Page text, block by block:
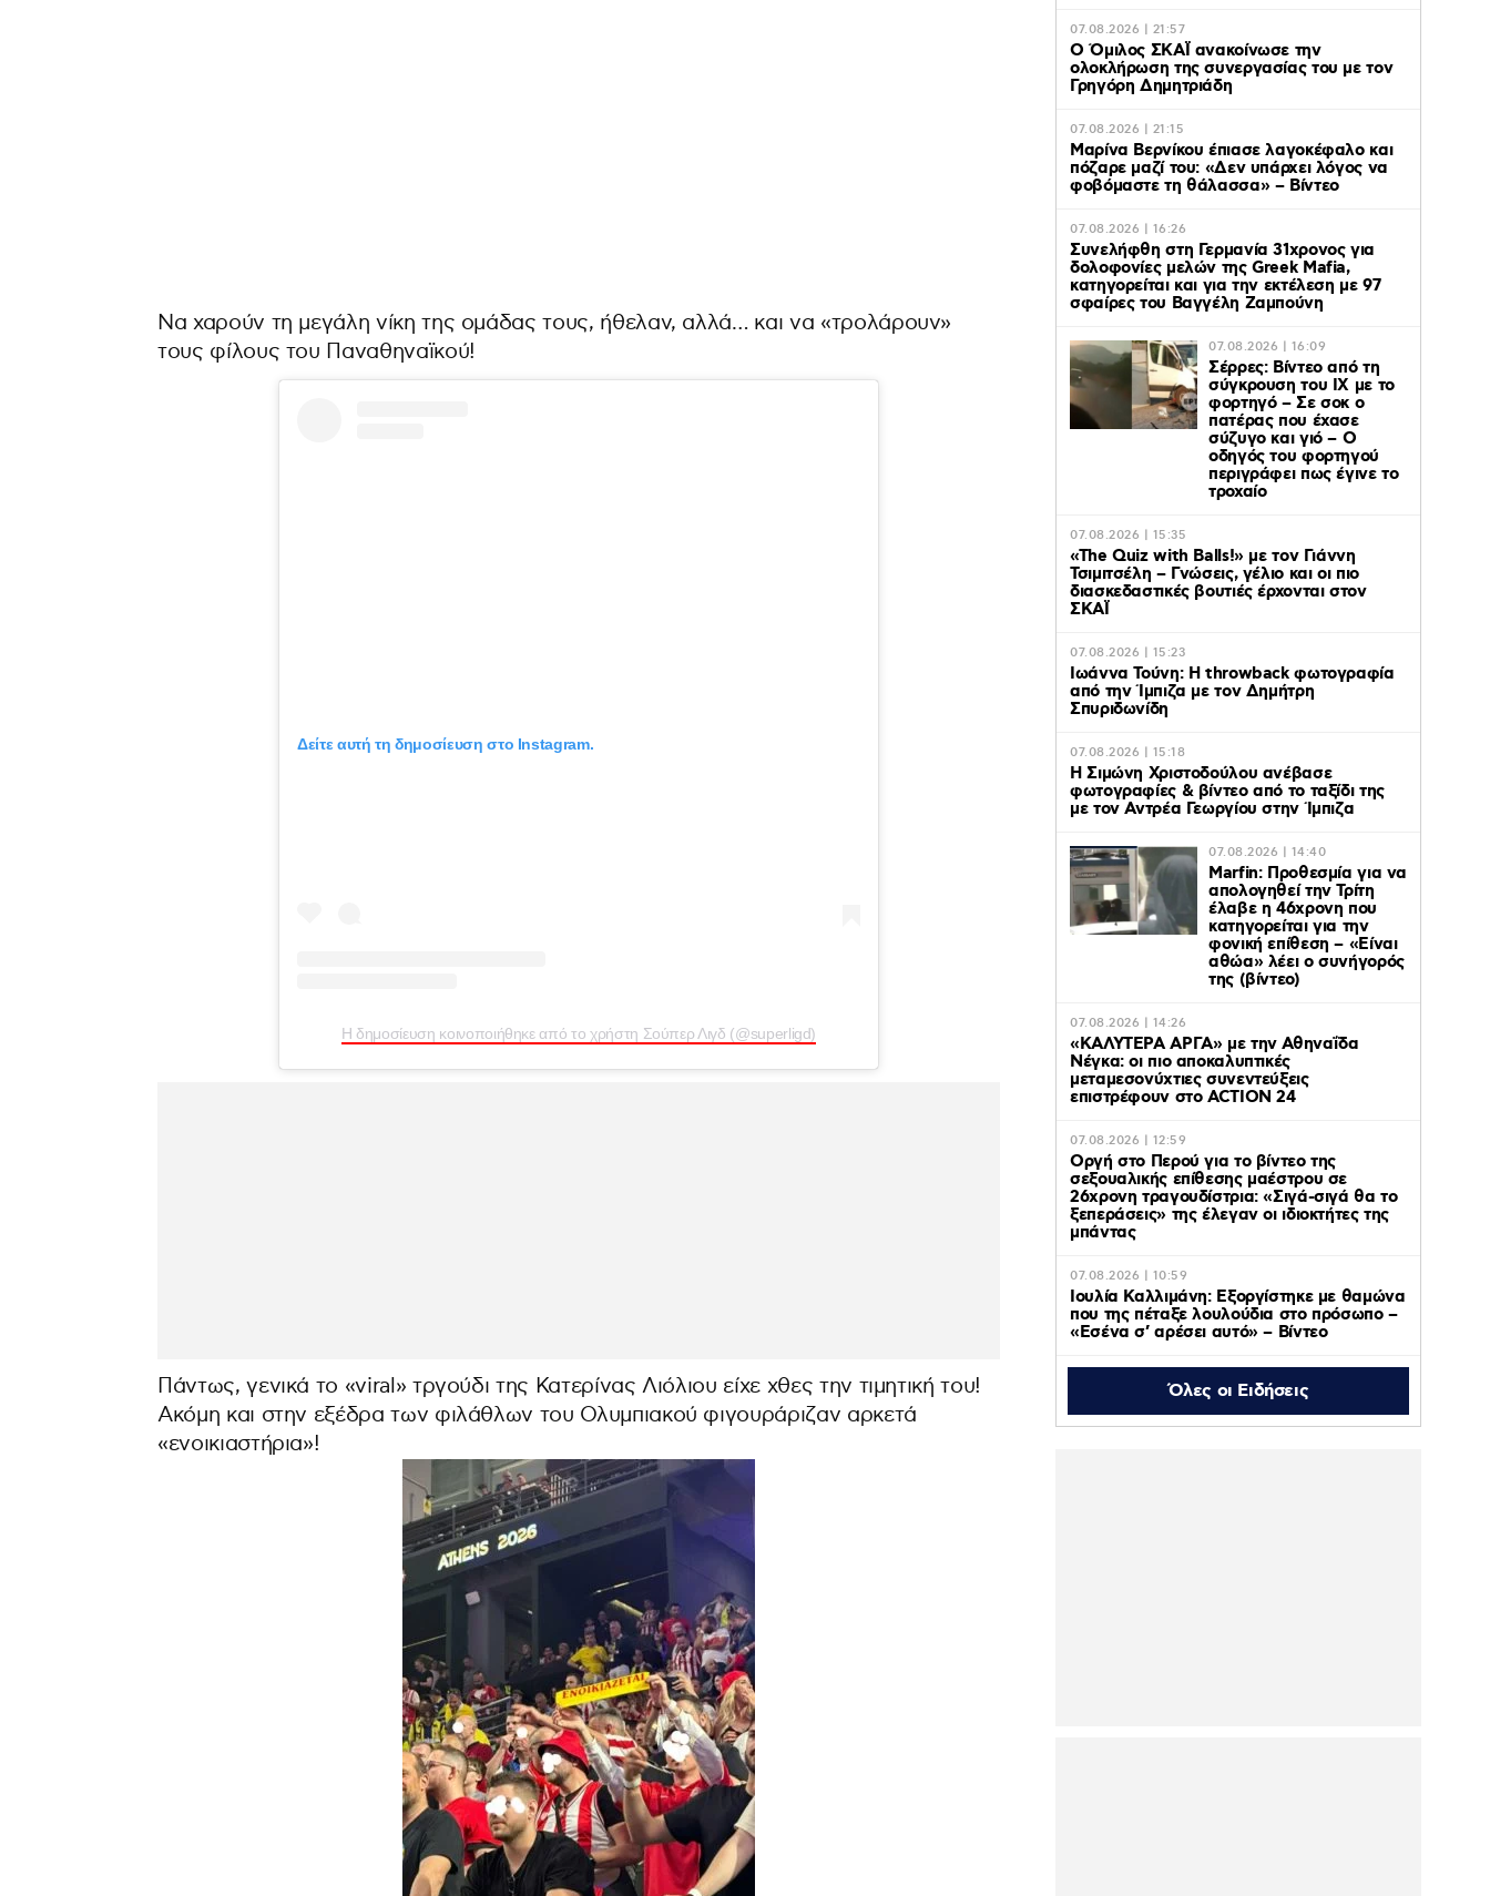
Να χαρούν τη μεγάλη νίκη της ομάδας τους, ήθελαν, αλλά… και να «τρολάρουν»
τους φίλους του Παναθηναϊκού!
Δείτε αυτή τη δημοσίευση στο Instagram.
Η δημοσίευση κοινοποιήθηκε από το χρήστη Σούπερ Λιγδ (@superligd)
Πάντως, γενικά το «viral» τργούδι της Κατερίνας Λιόλιου είχε χθες την τιμητική του!
Ακόμη και στην εξέδρα των φιλάθλων του Ολυμπιακού φιγουράριζαν αρκετά
«ενοικιαστήρια»!
07.08.2026 | 21:57
Ο Όμιλος ΣΚΑΪ ανακοίνωσε την
ολοκλήρωση της συνεργασίας του με τον
Γρηγόρη Δημητριάδη
07.08.2026 | 21:15
Μαρίνα Βερνίκου έπιασε λαγοκέφαλο και
πόζαρε μαζί του: «Δεν υπάρχει λόγος να
φοβόμαστε τη θάλασσα» – Βίντεο
07.08.2026 | 16:26
Συνελήφθη στη Γερμανία 31χρονος για
δολοφονίες μελών της Greek Mafia,
κατηγορείται και για την εκτέλεση με 97
σφαίρες του Βαγγέλη Ζαμπούνη
07.08.2026 | 16:09
Σέρρες: Βίντεο από τη
σύγκρουση του ΙΧ με το
φορτηγό – Σε σοκ ο
πατέρας που έχασε
σύζυγο και γιό – Ο
οδηγός του φορτηγού
περιγράφει πως έγινε το
τροχαίο
07.08.2026 | 15:35
«The Quiz with Balls!» με τον Γιάννη
Τσιμιτσέλη – Γνώσεις, γέλιο και οι πιο
διασκεδαστικές βουτιές έρχονται στον
ΣΚΑΪ
07.08.2026 | 15:23
Ιωάννα Τούνη: Η throwback φωτογραφία
από την Ίμπιζα με τον Δημήτρη
Σπυριδωνίδη
07.08.2026 | 15:18
Η Σιμώνη Χριστοδούλου ανέβασε
φωτογραφίες & βίντεο από το ταξίδι της
με τον Αντρέα Γεωργίου στην Ίμπιζα
07.08.2026 | 14:40
Marfin: Προθεσμία για να
απολογηθεί την Τρίτη
έλαβε η 46χρονη που
κατηγορείται για την
φονική επίθεση – «Είναι
αθώα» λέει ο συνήγορός
της (βίντεο)
07.08.2026 | 14:26
«ΚΑΛΥΤΕΡΑ ΑΡΓΑ» με την Αθηναΐδα
Νέγκα: οι πιο αποκαλυπτικές
μεταμεσονύχτιες συνεντεύξεις
επιστρέφουν στο ACTION 24
07.08.2026 | 12:59
Οργή στο Περού για το βίντεο της
σεξουαλικής επίθεσης μαέστρου σε
26χρονη τραγουδίστρια: «Σιγά-σιγά θα το
ξεπεράσεις» της έλεγαν οι ιδιοκτήτες της
μπάντας
07.08.2026 | 10:59
Ιουλία Καλλιμάνη: Εξοργίστηκε με θαμώνα
που της πέταξε λουλούδια στο πρόσωπο –
«Εσένα σ’ αρέσει αυτό» – Βίντεο
Όλες οι Ειδήσεις